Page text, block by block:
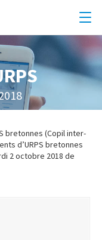
bretonnes (Copil inter-
d’URPS bretonnes
2 octobre 2018 de